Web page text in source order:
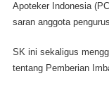
Apoteker Indonesia
saran anggota
SK ini sekaligus
tentang Pemberian